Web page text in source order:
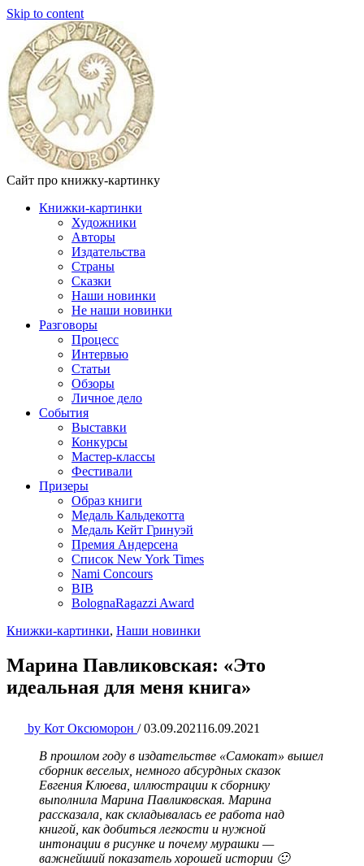
Skip to content
Сайт про книжку-картинку
Книжки-картинки
Художники
Авторы
Издательства
Страны
Сказки
Наши новинки
Не наши новинки
Разговоры
Процесс
Интервью
Статьи
Обзоры
Личное дело
События
Выставки
Конкурсы
Мастер-классы
Фестивали
Призеры
Образ книги
Медаль Кальдекотта
Медаль Кейт Гринуэй
Премия Андерсена
Список New York Times
Nami Concours
BIB
BolognaRagazzi Award
Книжки-картинки, Наши новинки
Марина Павликовская: «Это
идеальная для меня книга»
by Кот Оксюморон / 03.09.202116.09.2021
В прошлом году в издательстве «Самокат» вышел
сборник веселых, немного абсурдных сказок
Евгения Клюева, иллюстрации к сборнику
выполнила Марина Павликовская. Марина
рассказала, как складывалась ее работа над
книгой, как добиться легкости и нужной
интонации в рисунке и почему мурашки —
важнейший показатель хорошей истории 🙂